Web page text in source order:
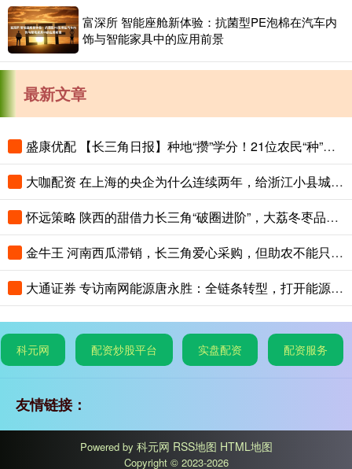
富深所 智能座舱新体验：抗菌型PE泡棉在汽车内
饰与智能家具中的应用前景
最新文章
盛康优配 【长三角日报】种地“攒”学分！21位农民“种”出大专文凭
大咖配资 在上海的央企为什么连续两年，给浙江小县城里的这个创新中心写感谢信？
怀远策略 陕西的甜借力长三角“破圈进阶”，大荔冬枣品鉴会在沪举办
金牛王 河南西瓜滞销，长三角爱心采购，但助农不能只靠爱心救场
大通证券 专访南网能源唐永胜：全链条转型，打开能源低碳发展新赛道
科元网 配资炒股平台 实盘配资 配资服务
友情链接：
Powered by 科元网 RSS地图 HTML地图
Copyright © 2023-2026